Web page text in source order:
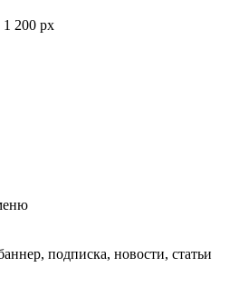
1 200 px
подписка, новости, статьи